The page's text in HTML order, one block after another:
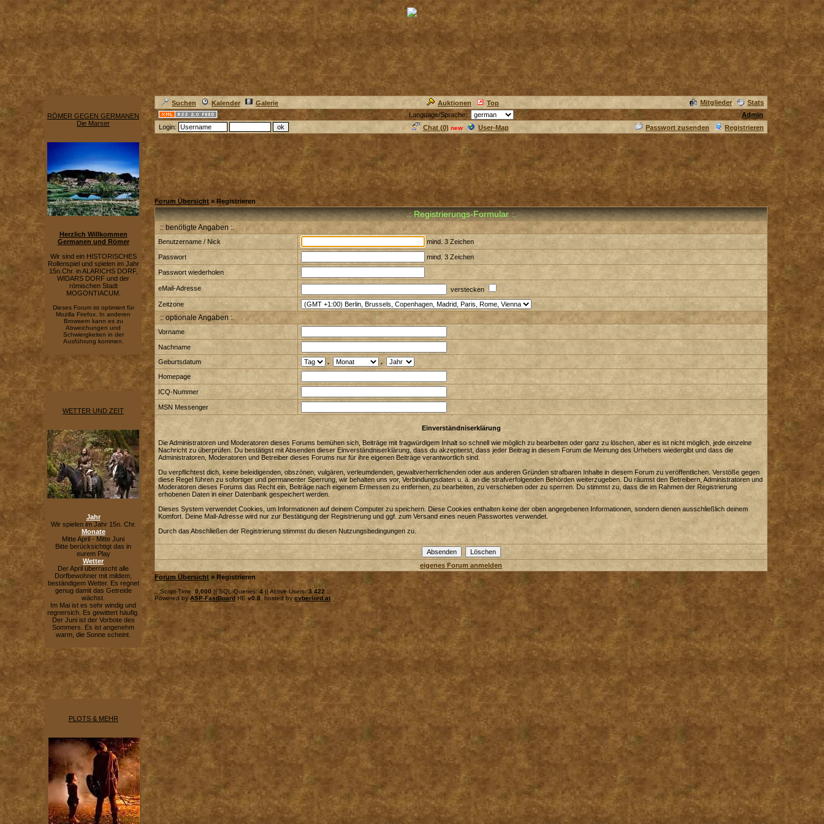
RÖMER GEGEN GERMANEN
Die Marser
Herzlich Willkommen
Germanen und Römer
Wir sind ein HISTORISCHES
Rollenspiel und spielen im Jahr
15n.Chr. in ALARICHS DORF,
WIDARS DORF und der
römischen Stadt
MOGONTIACUM.
Dieses Forum ist optimiert für
Mozilla Firefox. In anderen
Browsern kann es zu
Abweichungen und
Schwiergkeiten in der
Ausführung kommen.
WETTER UND ZEIT
Jahr
Wir spielen im Jahr 15n. Chr.
Monate
Mitte April - Mitte Juni
Bitte berücksichtigt das in
eurem Play
Wetter
Der April überrascht alle
Dorfbewohner mit mildem,
beständigem Wetter. Es regnet
genug damit das Getreide
wächst.
Im Mai ist es sehr windig und
regnersich. Es gewittert häufig.
Der Juni ist der Vorbote des
Sommers. Es ist angenehm
warm, die Sonne scheint.
PLOTS & MEHR
Suchen Kalender Galerie Auktionen Top Mitglieder
Stats
Language/Sprache:
Admin
Login:
Chat (0) new User-Map Passwort zusenden Registrieren
Forum Übersicht » Registrieren
.: Registrierungs-Formular :.
:: benötigte Angaben :.
Benutzername / Nick mind. 3 Zeichen
Passwort mind. 3 Zeichen
Passwort wiederholen
eMail-Adresse
verstecken
Zeitzone
:: optionale Angaben :.
Vorname
Nachname
Geburtsdatum
.
.
Homepage
ICQ-Nummer
MSN Messenger
Einverständniserklärung
Die Administratoren und Moderatoren dieses Forums bemühen sich, Beiträge mit fragwürdigem Inhalt so schnell wie möglich zu bearbeiten oder ganz zu löschen, aber es ist nicht möglich, jede einzelne
Nachricht zu überprüfen. Du bestätigst mit Absenden dieser Einverständniserklärung, dass du akzeptierst, dass jeder Beitrag in diesem Forum die Meinung des Urhebers wiedergibt und dass die
Administratoren, Moderatoren und Betreiber dieses Forums nur für ihre eigenen Beiträge verantwortlich sind.
Du verpflichtest dich, keine beleidigenden, obszönen, vulgären, verleumdenden, gewaltverherrlichenden oder aus anderen Gründen strafbaren Inhalte in diesem Forum zu veröffentlichen. Verstöße gegen
diese Regel führen zu sofortiger und permanenter Sperrung, wir behalten uns vor, Verbindungsdaten u. ä. an die strafverfolgenden Behörden weiterzugeben. Du räumst den Betreibern, Administratoren und
Moderatoren dieses Forums das Recht ein, Beiträge nach eigenem Ermessen zu entfernen, zu bearbeiten, zu verschieben oder zu sperren. Du stimmst zu, dass die im Rahmen der Registrierung
erhobenen Daten in einer Datenbank gespeichert werden.
Dieses System verwendet Cookies, um Informationen auf deinem Computer zu speichern. Diese Cookies enthalten keine der oben angegebenen Informationen, sondern dienen ausschließlich deinem
Komfort. Deine Mail-Adresse wird nur zur Bestätigung der Registrierung und ggf. zum Versand eines neuen Passwortes verwendet.
Durch das Abschließen der Registrierung stimmst du diesen Nutzungsbedingungen zu.
eigenes Forum anmelden
Forum Übersicht » Registrieren
.: Script-Time: 0,000 || SQL-Queries: 4 || Active-Users:3 422 :.
Powered by ASP-FastBoard HE v0.8 , hosted by cyberlord.at